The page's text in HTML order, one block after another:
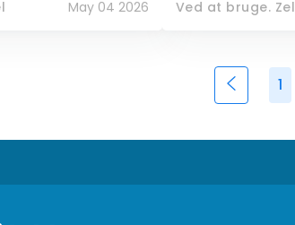
May 04 2026 Ved at bruge. Zel
1